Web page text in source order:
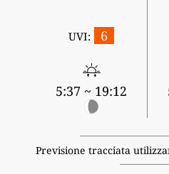
UVI: 6
5:37 ~ 19:12
Previsione tracciata